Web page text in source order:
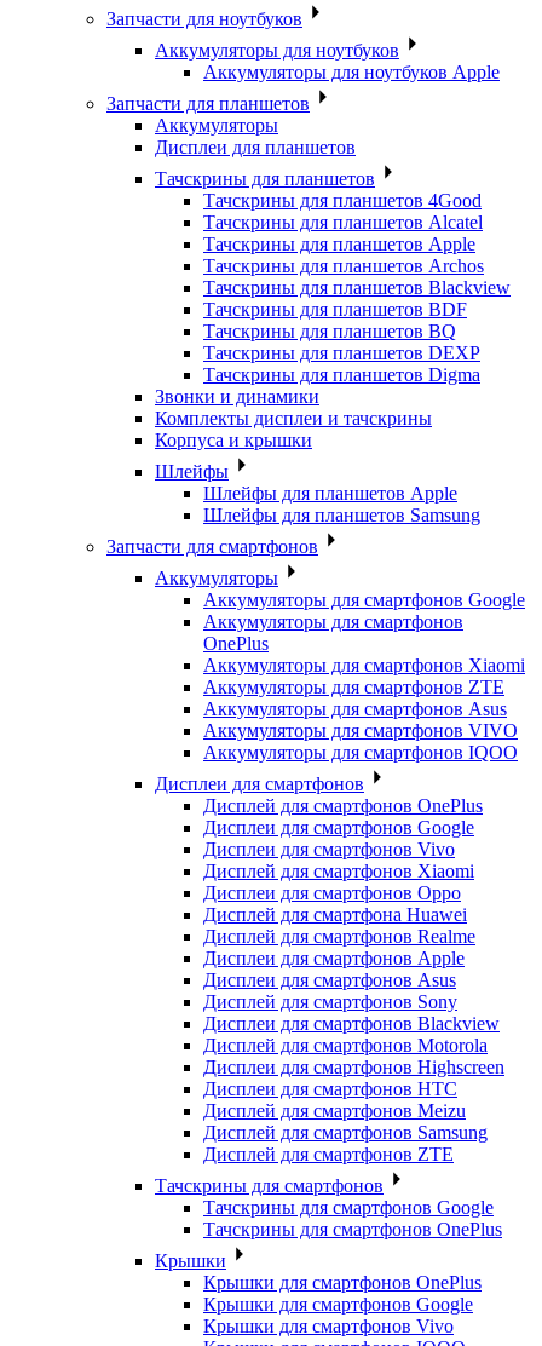
Запчасти для ноутбуков
Аккумуляторы для ноутбуков
Аккумуляторы для ноутбуков Apple
Запчасти для планшетов
Аккумуляторы
Дисплеи для планшетов
Тачскрины для планшетов
Тачскрины для планшетов 4Good
Тачскрины для планшетов Alcatel
Тачскрины для планшетов Apple
Тачскрины для планшетов Archos
Тачскрины для планшетов Blackview
Тачскрины для планшетов BDF
Тачскрины для планшетов BQ
Тачскрины для планшетов DEXP
Тачскрины для планшетов Digma
Звонки и динамики
Комплекты дисплеи и тачскрины
Корпуса и крышки
Шлейфы
Шлейфы для планшетов Apple
Шлейфы для планшетов Samsung
Запчасти для смартфонов
Аккумуляторы
Аккумуляторы для смартфонов Google
Аккумуляторы для смартфонов
OnePlus
Аккумуляторы для смартфонов Xiaomi
Аккумуляторы для смартфонов ZTE
Аккумуляторы для cмартфонов Asus
Аккумуляторы для смартфонов VIVO
Аккумуляторы для смартфонов IQOO
Дисплеи для смартфонов
Дисплей для смартфонов OnePlus
Дисплеи для смартфонов Google
Дисплеи для смартфонов Vivo
Дисплей для смартфонов Xiaomi
Дисплеи для смартфонов Oppo
Дисплей для смартфона Huawei
Дисплей для смартфонов Realme
Дисплеи для смартфонов Apple
Дисплеи для смартфонов Asus
Дисплей для смартфонов Sony
Дисплеи для смартфонов Blackview
Дисплей для смартфонов Motorola
Дисплеи для смартфонов Highscreen
Дисплеи для смартфонов HTC
Дисплей для смартфонов Meizu
Дисплей для смартфонов Samsung
Дисплей для смартфонов ZTE
Тачскрины для смартфонов
Тачскрины для смартфонов Google
Тачскрины для смартфонов OnePlus
Крышки
Крышки для смартфонов OnePlus
Крышки для смартфонов Google
Крышки для смартфонов Vivo